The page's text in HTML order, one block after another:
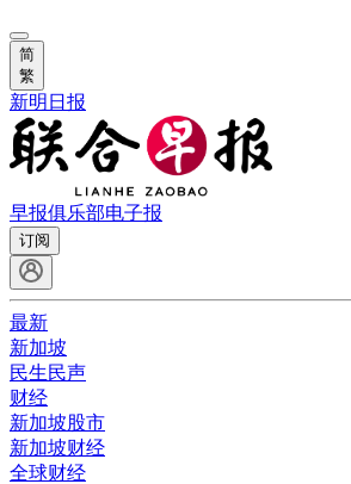
简
繁
新明日报
早报俱乐部电子报
订阅
最新
新加坡
民生民声
财经
新加坡股市
新加坡财经
全球财经